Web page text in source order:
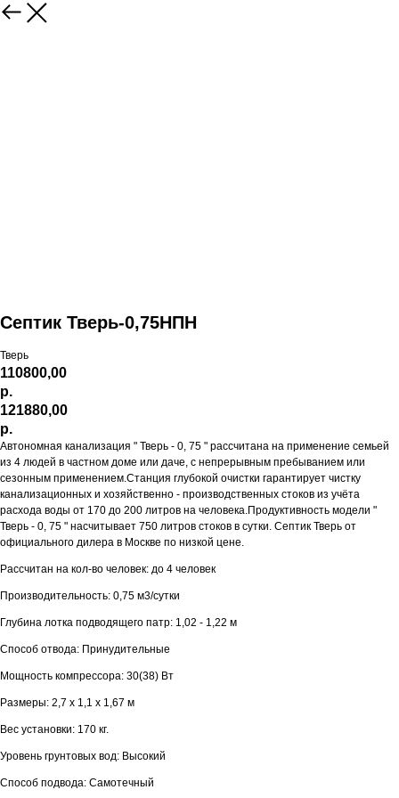
Септик Тверь-0,75НПН
Тверь
110800,00
р.
121880,00
р.
Автономная канализация " Тверь - 0, 75 " рассчитана на применение семьей
из 4 людей в частном доме или даче, с непрерывным пребыванием или
сезонным применением.Станция глубокой очистки гарантирует чистку
канализационных и хозяйственно - производственных стоков из учёта
расхода воды от 170 до 200 литров на человека.Продуктивность модели "
Тверь - 0, 75 " насчитывает 750 литров стоков в сутки. Септик Тверь от
официального дилера в Москве по низкой цене.
Рассчитан на кол-во человек: до 4 человек
Производительность: 0,75 м3/сутки
Глубина лотка подводящего патр: 1,02 - 1,22 м
Способ отвода: Принудительные
Мощность компрессора: 30(38) Вт
Размеры: 2,7 х 1,1 х 1,67 м
Вес установки: 170 кг.
Уровень грунтовых вод: Высокий
Способ подвода: Самотечный